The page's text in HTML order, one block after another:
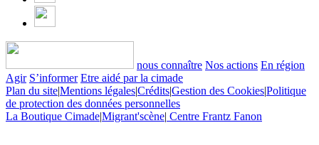
nous connaître Nos actions En région
Agir S’informer Etre aidé par la cimade
Plan du site|Mentions légales|Crédits|Gestion des Cookies|Politique
de protection des données personnelles
La Boutique Cimade|Migrant'scène| Centre Frantz Fanon